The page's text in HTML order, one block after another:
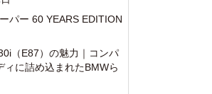
パー 60 YEARS EDITION
（E87）の魅力｜コンパ
ィに詰め込まれたBMWら